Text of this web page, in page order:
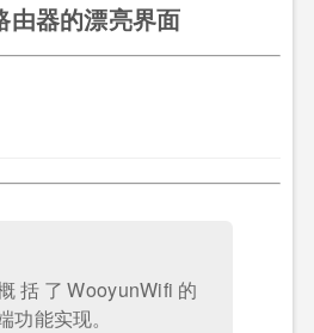
由器的漂亮界面
括了WooyunWifi的
功能实现。